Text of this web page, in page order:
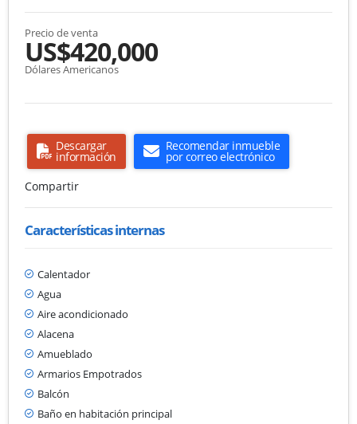
Precio de venta
US$420,000
Dólares Americanos
Descargar
información
Recomendar inmueble
por correo electrónico
Compartir
Características internas
Calentador
Agua
Aire acondicionado
Alacena
Amueblado
Armarios Empotrados
Balcón
Baño en habitación principal